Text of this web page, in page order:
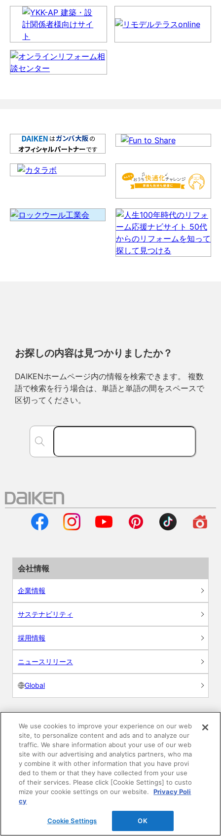
お探しの内容は見つかりましたか？
DAIKENホームページ内の情報を検索できます。 複数
語で検索を行う場合は、単語と単語の間をスペースで
区切ってください。
会社情報
企業情報
サステナビリティ
採用情報
ニュースリリース
Global
製品情報
素材情報
建材製品情報 総合TOP
住宅向け
公共・商業施設向け
We use cookies to improve your experience on our web
site, to personalize content and ads and to analyze our
traffic. We share information about your use of our web
site with our advertising and analytics partners, who ma
y combine it with other information that you have provi
ded to them or that they have collected from your use
of their services. Please click [Cookie Settings] to custo
mize your cookie settings on our website.
Privacy Poli
cy
Cookie Settings OK